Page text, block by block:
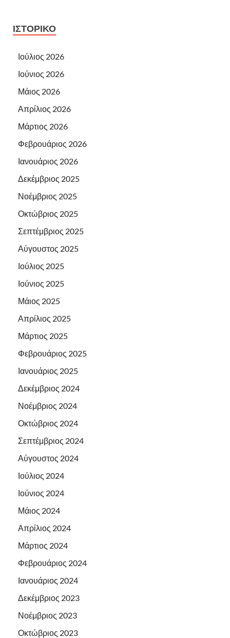
ΙΣΤΟΡΙΚΌ
Ιούλιος 2026
Ιούνιος 2026
Μάιος 2026
Απρίλιος 2026
Μάρτιος 2026
Φεβρουάριος 2026
Ιανουάριος 2026
Δεκέμβριος 2025
Νοέμβριος 2025
Οκτώβριος 2025
Σεπτέμβριος 2025
Αύγουστος 2025
Ιούλιος 2025
Ιούνιος 2025
Μάιος 2025
Απρίλιος 2025
Μάρτιος 2025
Φεβρουάριος 2025
Ιανουάριος 2025
Δεκέμβριος 2024
Νοέμβριος 2024
Οκτώβριος 2024
Σεπτέμβριος 2024
Αύγουστος 2024
Ιούλιος 2024
Ιούνιος 2024
Μάιος 2024
Απρίλιος 2024
Μάρτιος 2024
Φεβρουάριος 2024
Ιανουάριος 2024
Δεκέμβριος 2023
Νοέμβριος 2023
Οκτώβριος 2023